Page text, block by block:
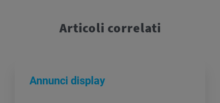
Articoli correlati
Annunci display